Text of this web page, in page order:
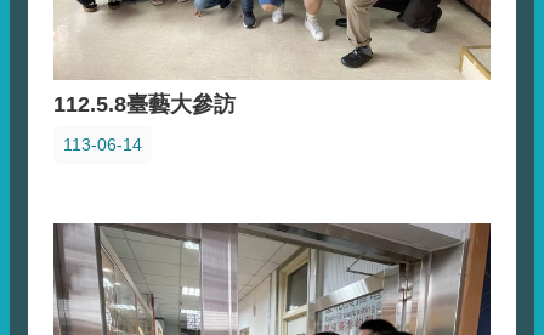
112.5.8臺藝大參訪
113-06-14